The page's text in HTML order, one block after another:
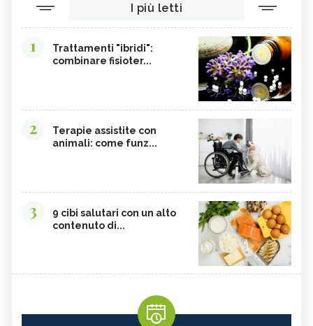
I più letti
1
Trattamenti "ibridi":
combinare fisioter...
2
Terapie assistite con
animali: come funz...
3
9 cibi salutari con un alto
contenuto di...